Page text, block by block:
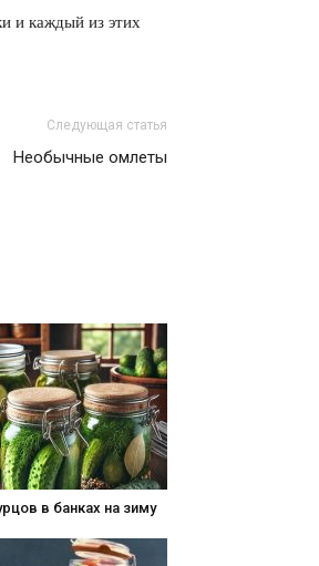
и каждый из этих
Следующая статья
Необычные омлеты
в банках на зиму